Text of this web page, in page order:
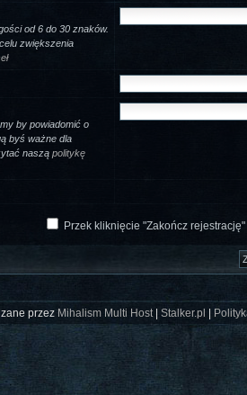
od 6 do 30 znaków.
zwiększenia
by powiadomić o
byś ważne dla
naszą politykę
Przek kliknięcie "Zakończ
przez Mihalism Multi Host| Stalker.pl